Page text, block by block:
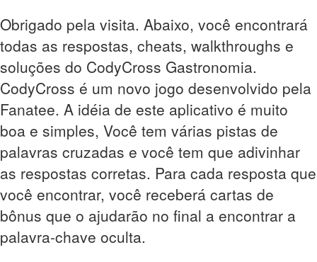
Obrigado pela visita. Abaixo, você encontrará
todas as respostas, cheats, walkthroughs e
soluções do CodyCross Gastronomia.
CodyCross é um novo jogo desenvolvido pela
Fanatee. A idéia de este aplicativo é muito
boa e simples, Você tem várias pistas de
palavras cruzadas e você tem que adivinhar
as respostas corretas. Para cada resposta que
você encontrar, você receberá cartas de
bônus que o ajudarão no final a encontrar a
palavra-chave oculta.